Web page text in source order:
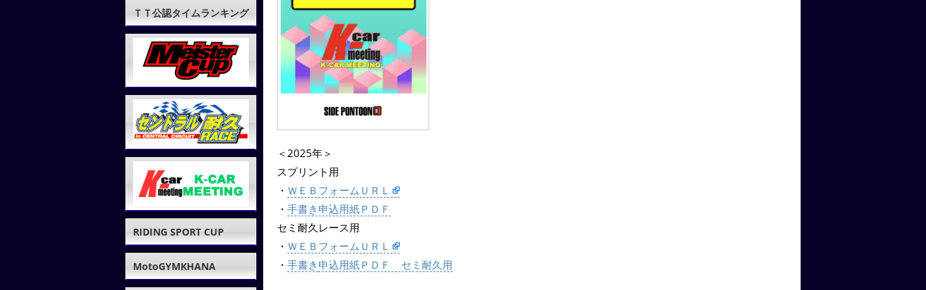
＜2025年＞
スプリント用
・ ＷＥＢフォームＵＲＬ
・ 手書き申込用紙ＰＤＦ
セミ耐久レース用
・ ＷＥＢフォームＵＲＬ
・ 手書き 申込用紙ＰＤＦ セミ耐久用
ＴＴ公認タイムランキング
RIDING SPORT CUP
MotoGYMKHANA